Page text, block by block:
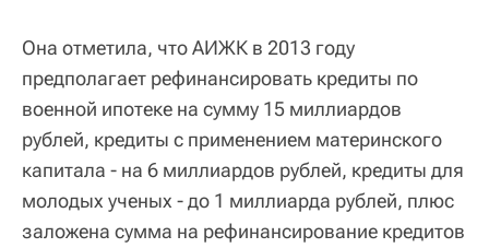
Она отметила, что АИЖК в 2013 году
предполагает рефинансировать кредиты по
военной ипотеке на сумму 15 миллиардов
рублей, кредиты с применением материнского
капитала - на 6 миллиардов рублей, кредиты для
молодых ученых - до 1 миллиарда рублей, плюс
заложена сумма на рефинансирование кредитов